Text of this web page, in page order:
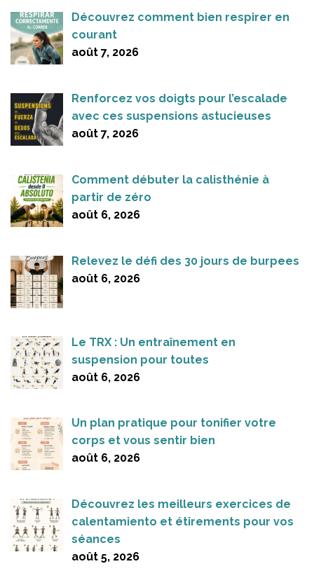
Découvrez comment bien respirer en
courant
août 7, 2026
Renforcez vos doigts pour l’escalade
avec ces suspensions astucieuses
août 7, 2026
Comment débuter la calisthénie à
partir de zéro
août 6, 2026
Relevez le défi des 30 jours de burpees
août 6, 2026
Le TRX : Un entraînement en
suspension pour toutes
août 6, 2026
Un plan pratique pour tonifier votre
corps et vous sentir bien
août 6, 2026
Découvrez les meilleurs exercices de
calentamiento et étirements pour vos
séances
août 5, 2026